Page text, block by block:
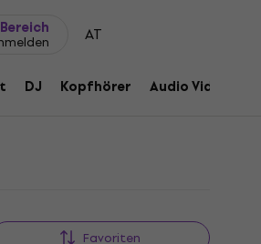
AT
DJ Kopfhörer Audio Video
Favoriten